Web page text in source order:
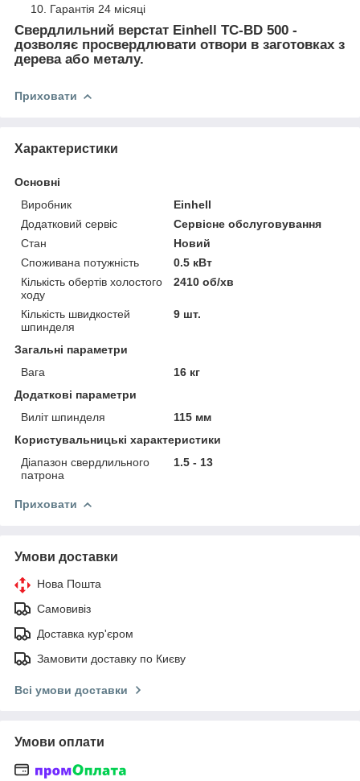
Гарантія 24 місяці
Свердлильний верстат Einhell TC-BD 500 -
дозволяє просвердлювати отвори в заготовках з
дерева або металу.
Приховати
Характеристики
Основні
Виробник
Einhell
Додатковий сервіс
Сервісне обслуговування
Стан
Новий
Споживана потужність
0.5 кВт
Кількість обертів холостого
ходу
2410 об/хв
Кількість швидкостей
шпинделя
9 шт.
Загальні параметри
Вага
16 кг
Додаткові параметри
Виліт шпинделя
115 мм
Користувальницькі характеристики
Діапазон свердлильного
патрона
1.5 - 13
Приховати
Умови доставки
Нова Пошта
Самовивіз
Доставка кур'єром
Замовити доставку по Києву
Всі умови доставки
Умови оплати